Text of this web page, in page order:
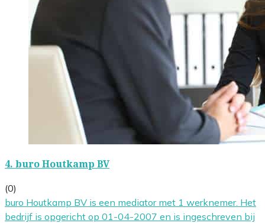
4. buro Houtkamp BV
(0)
buro Houtkamp BV is een mediator met 1 werknemer. Het
bedrijf is opgericht op 01-04-2007 en is ingeschreven bij